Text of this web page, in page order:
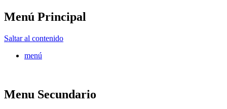
Menú Principal
Saltar al contenido
menú
Menu Secundario